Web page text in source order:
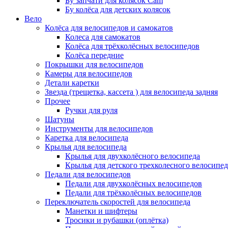
Бу колёса для детских колясок
Вело
Колёса для велосипедов и самокатов
Колеса для самокатов
Колёса для трёхколёсных велосипедов
Колёса передние
Покрышки для велосипедов
Камеры для велосипедов
Детали каретки
Звезда (трещетка, кассета ) для велосипеда задняя
Прочее
Ручки для руля
Шатуны
Инструменты для велосипедов
Каретка для велосипеда
Крылья для велосипеда
Крылья для двухколёсного велосипеда
Крылья для детского трехколесного
Педали для велосипедов
Педали для двухколёсных велосипедов
Педали для трёхколёсных велосипедов
Переключатель скоростей для велосипеда
Манетки и шифтеры
Тросики и рубашки (оплётка)